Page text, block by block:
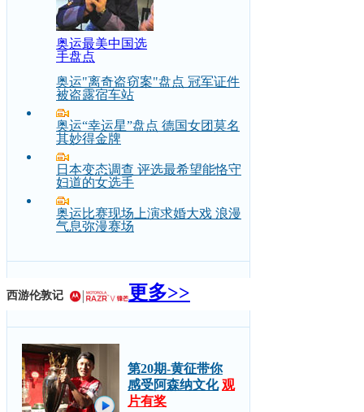
奥运最美中国选
手盘点
奥运"离奇盗窃案"盘点 冠军证件
被盗露宿车站
奥运“幸运星”盘点 德国女团莫名
其妙得金牌
日本变态调查 评选最希望能恪守
妇道的女选手
奥运比赛现场上演求婚大戏 浪漫
气息弥漫赛场
西游伦敦记 更多>>
第20期-黄征带你
感受阿森纳文化 观
片有奖